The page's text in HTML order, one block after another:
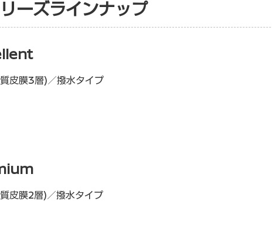
ーズラインナップ
皮膜3層)／撥水タイプ
皮膜2層)／撥水タイプ